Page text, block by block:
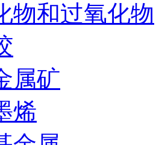
物和过氧化物
属矿
烯